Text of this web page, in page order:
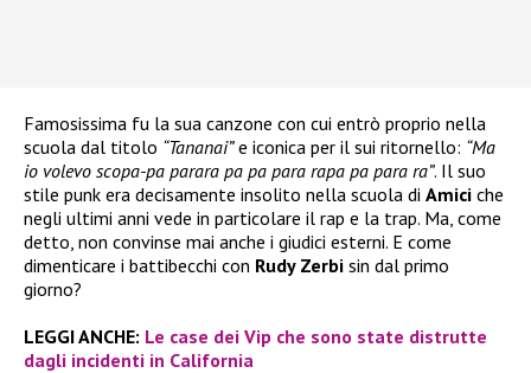
Famosissima fu la sua canzone con cui entrò proprio nella
scuola dal titolo “Tananai”e iconica per il sui ritornello: “Ma
io volevo scopa-pa parara pa pa para rapa pa para ra”. Il suo
stile punk era decisamente insolito nella scuola di Amici che
negli ultimi anni vede in particolare il rap e la trap. Ma, come
detto, non convinse mai anche i giudici esterni. E come
dimenticare i battibecchi con Rudy Zerbi sin dal primo
giorno?
LEGGI ANCHE: Le case dei Vip che sono state distrutte
dagli incidenti in California